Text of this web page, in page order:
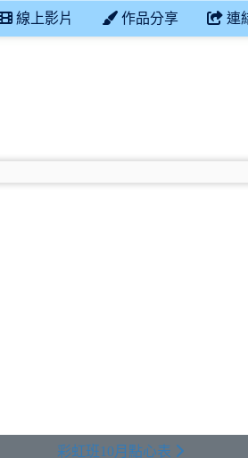
線上影片 作品分享 連
彩虹班10月點心表